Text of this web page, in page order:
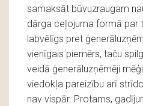
samaksāt būvuzraugam
dārga ceļojuma formā par
labvēlīgs pret
vienīgais piemērs, taču
veidā ģenerāluzņēmēji
viedokļa pareizību arī
nav vispār. Protams,